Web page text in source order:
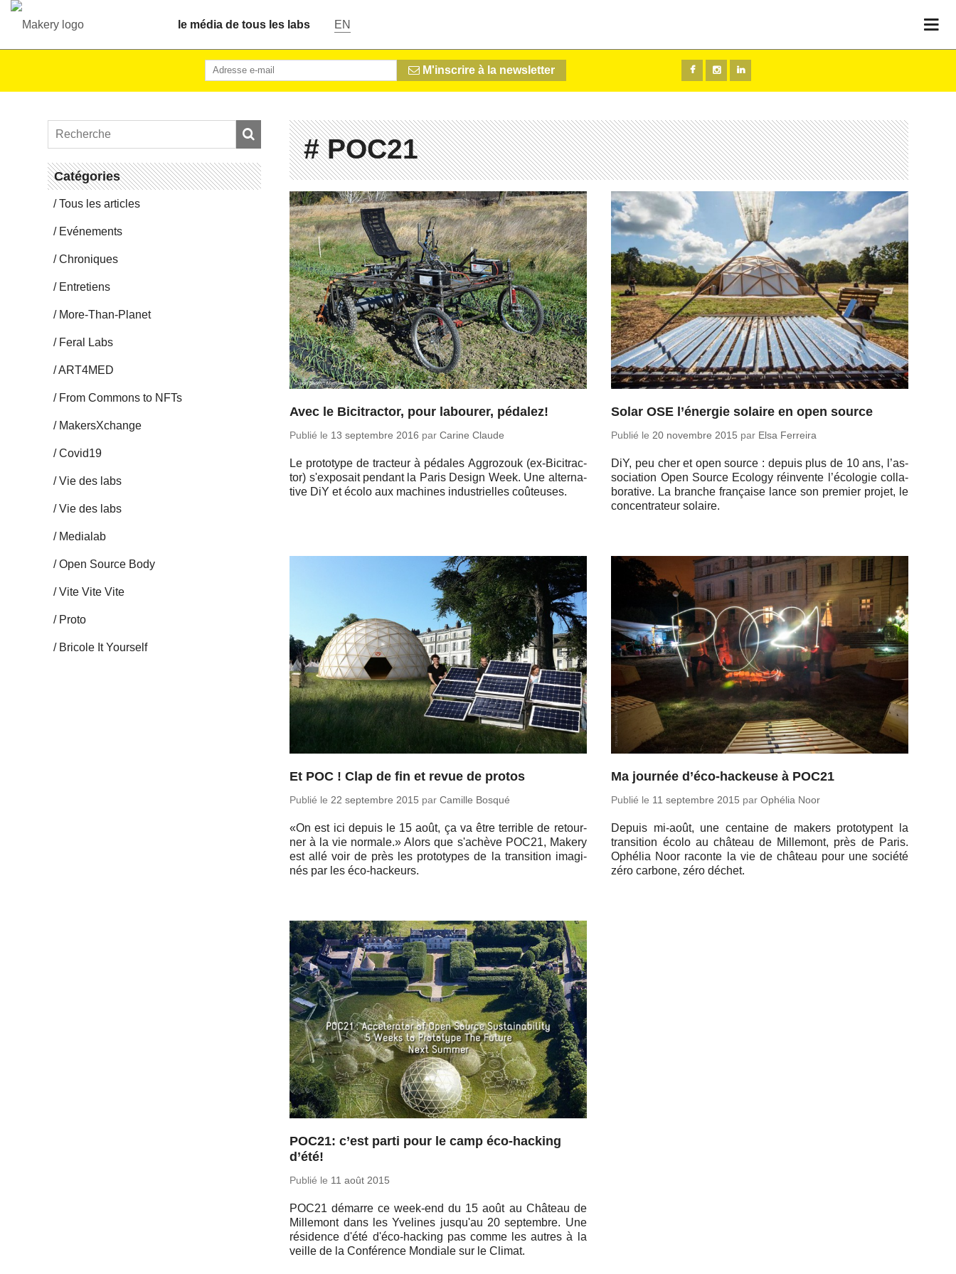
le média de tous les labs EN
M'inscrire à la newsletter
Ca­té­go­ries
Tous les articles
Evé­ne­ments
Chro­niques
En­tre­tiens
More-Than-Pla­net
Feral Labs
ART4MED
From Commons to NFTs
Ma­kersX­change
Covid19
Vie des labs
Vie des labs
Me­dia­lab
Open Source Body
Vite Vite Vite
Proto
Bricole It Yourself
# POC21
Avec le Bicitractor, pour labourer, pédalez!
Publié le 13 sep­tembre 2016 parCarine Claude
Le pro­to­type de trac­teur à pédales Ag­gro­zouk (ex-Bi­ci­trac­
tor) s'ex­po­sait pendant la Paris Design Week. Une al­ter­na­
tive DiY et écolo aux ma­chines in­dus­trielles coûteuses.
Solar OSE l’énergie solaire en open source
Publié le20 no­vembre 2015 par Elsa Ferreira
DiY, peu cher et open source : depuis plus de 10 ans, l’as­
so­cia­tion Open Source Ecology ré­in­vente l’éco­lo­gie col­la­
bo­ra­tive. La branche fran­çaise lance son premier projet, le
concen­tra­teur solaire.
Et POC ! Clap de fin et revue de protos
Publié le22 sep­tembre 2015 parCamille Bosqué
«On est ici depuis le 15 août, ça va être ter­rible de re­tour­
ner à la vie normale.» Alors que s'achève POC21, Makery
est allé voir de près les pro­to­types de la tran­si­tion ima­gi­
nés par les éco-hackeurs.
Ma journée d’éco-hackeuse à POC21
Publié le 11 sep­tembre 2015 parOphélia Noor
Depuis mi-août, une cen­taine de makers pro­to­typent la
tran­si­tion écolo au château de Mil­le­mont, près de Paris.
Ophélia Noor raconte la vie de château pour une société
zéro carbone, zéro déchet.
POC21: c’est parti pour le camp éco-hacking
d’été!
Publié le 11 août 2015
POC21 démarre ce week-end du 15 août au Château de
Mil­le­mont dans les Yve­lines jus­qu'au 20 sep­tembre. Une
ré­si­dence d'été d'éco-ha­cking pas comme les autres à la
veille de la Confé­rence Mon­diale sur le Climat.